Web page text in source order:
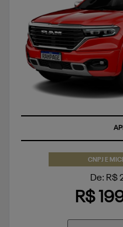
CNPJ E
De:
R$